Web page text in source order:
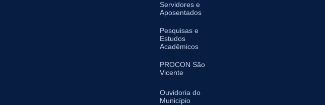
Servidores e
Aposentados
Pesquisas e
Estudos
Acadêmicos
PROCON São
Vicente
Ouvidoria do
Município